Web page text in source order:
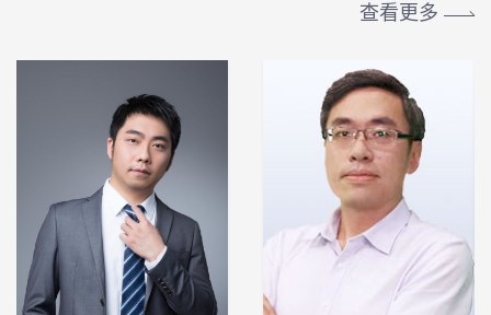
的
我
坛
圈
子
的
直
我
的
我
学
的
课
我
的
我
持
技
术
的
云
查看更多